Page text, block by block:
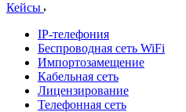
Кейсы
IP-телефония
Беспроводная сеть WiFi
Импортозамещение
Кабельная сеть
Лицензирование
Телефонная сеть